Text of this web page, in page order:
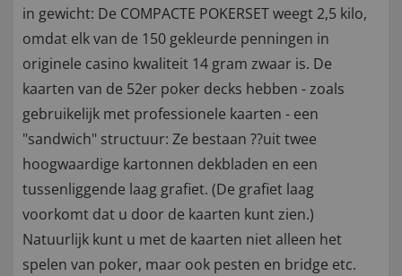
in gewicht: De COMPACTE POKERSET weegt 2,5 kilo,
omdat elk van de 150 gekleurde penningen in
originele casino kwaliteit 14 gram zwaar is. De
kaarten van de 52er poker decks hebben - zoals
gebruikelijk met professionele kaarten - een
"sandwich" structuur: Ze bestaan ??uit twee
hoogwaardige kartonnen dekbladen en een
tussenliggende laag grafiet. (De grafiet laag
voorkomt dat u door de kaarten kunt zien.)
Natuurlijk kunt u met de kaarten niet alleen het
spelen van poker, maar ook pesten en bridge etc.